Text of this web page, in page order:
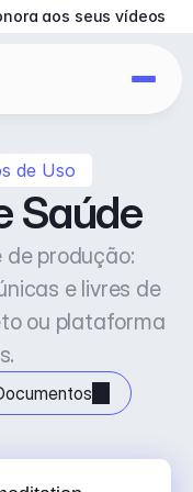
de Uso
Saúde
de produção:
e livres de
ou plataforma
aos seus vídeos